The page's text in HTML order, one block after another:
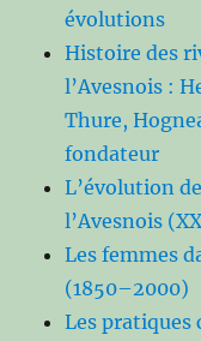
évolutions
Histoire des
l’Avesnois :
Thure,
fondateur
L’évolution
l’Avesnois
Les femmes
(1850–2000)
Les pratiques